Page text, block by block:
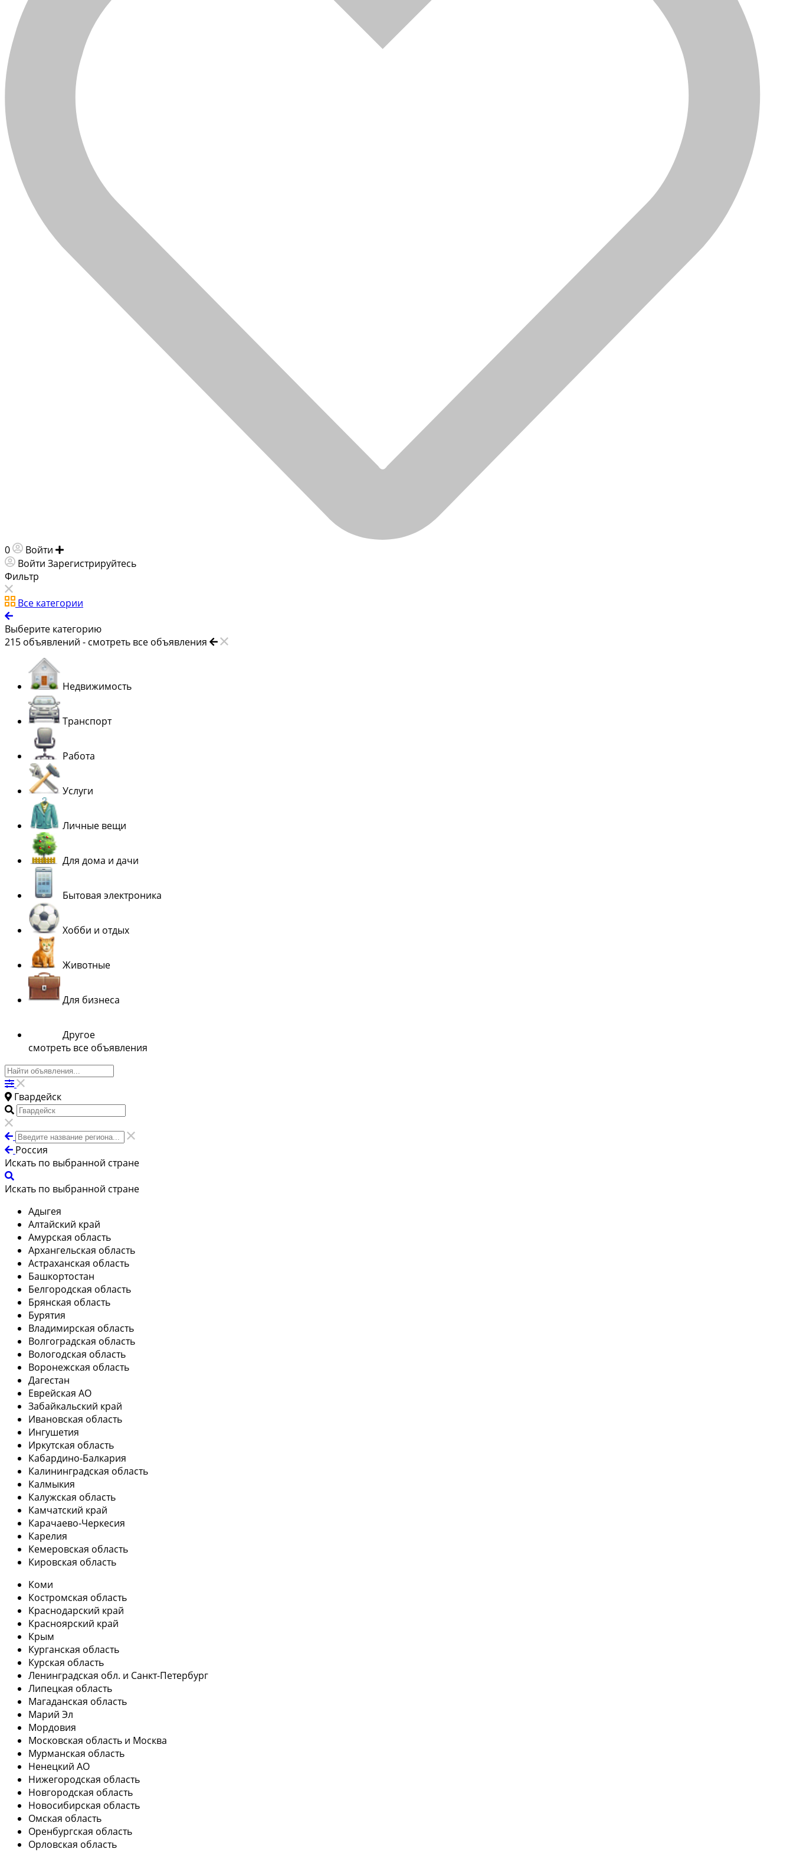
0 Войти
Войти Зарегистрируйтесь
Фильтр
Все категории
Выберите категорию
215 объявлений - смотреть все объявления
Недвижимость
Транспорт
Работа
Услуги
Личные вещи
Для дома и дачи
Бытовая электроника
Хобби и отдых
Животные
Для бизнеса
Другое
смотреть все объявления
Гвардейск
Россия
Искать по выбранной стране
Искать по выбранной стране
Адыгея
Алтайский край
Амурская область
Архангельская область
Астраханская область
Башкортостан
Белгородская область
Брянская область
Бурятия
Владимирская область
Волгоградская область
Вологодская область
Воронежская область
Дагестан
Еврейская АО
Забайкальский край
Ивановская область
Ингушетия
Иркутская область
Кабардино-Балкария
Калининградская область
Калмыкия
Калужская область
Камчатский край
Карачаево-Черкесия
Карелия
Кемеровская область
Кировская область
Коми
Костромская область
Краснодарский край
Красноярский край
Крым
Курганская область
Курская область
Ленинградская обл. и Санкт-Петербург
Липецкая область
Магаданская область
Марий Эл
Мордовия
Московская область и Москва
Мурманская область
Ненецкий АО
Нижегородская область
Новгородская область
Новосибирская область
Омская область
Оренбургская область
Орловская область